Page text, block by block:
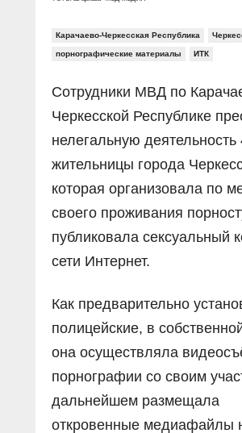
Карачаево-Черкесская Республика
порнографические материалы ИТК
Сотрудники МВД по
Черкесской Республике
нелегальную деятельность
жительницы города
которая организовала по
своего проживания
публиковала сексуальный
сети Интернет.
Как предварительно
полицейские, в
она осуществляла
порнографии со своим
дальнейшем размещала
откровенные медиафайлы